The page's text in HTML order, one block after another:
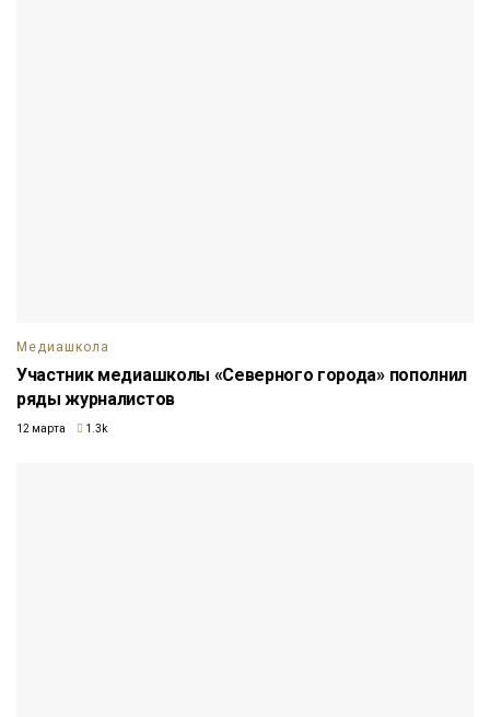
Медиашкола
Участник медиашколы «Северного города» пополнил
ряды журналистов
12 марта 1.3k